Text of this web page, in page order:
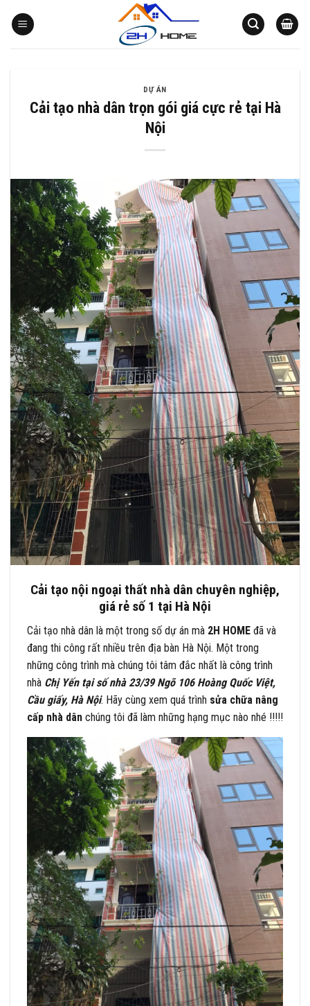
qua
DỰ ÁN
Cải tạo nhà dân trọn gói giá cực rẻ tại Hà
Nội
Cải tạo nội ngoại thất nhà dân chuyên nghiệp,
giá rẻ số 1 tại Hà Nội
Cải tạo nhà dân là một trong số dự án mà 2H HOME đã và
đang thi công rất nhiều trên địa bàn Hà Nội. Một trong
những công trình mà chúng tôi tâm đắc nhất là công trình
nhà Chị Yến tại số nhà 23/39 Ngõ 106 Hoàng Quốc Việt,
Cầu giấy, Hà Nội. Hãy cùng xem quá trình sửa chữa nâng
cấp nhà dân chúng tôi đã làm những hạng mục nào nhé !!!!!